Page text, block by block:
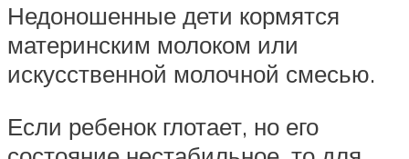
Недоношенные дети кормятся
материнским молоком или
искусственной молочной смесью.
Если ребенок глотает, но его